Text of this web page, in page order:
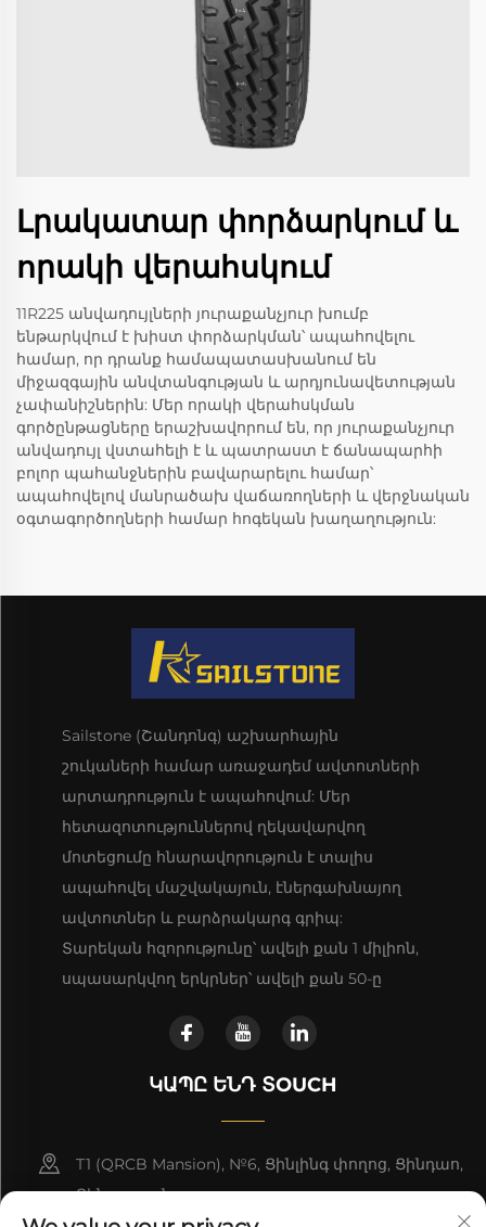
Լրակատար փորձարկում և
որակի վերահսկում
11R225 անվադույլների յուրաքանչյուր խումբ
ենթարկվում է խիստ փորձարկման՝ ապահովելու
համար, որ դրանք համապատասխանում են
միջազգային անվտանգության և արդյունավետության
չափանիշներին: Մեր որակի վերահսկման
գործընթացները երաշխավորում են, որ յուրաքանչյուր
անվադույլ վստահելի է և պատրաստ է ճանապարհի
բոլոր պահանջներին բավարարելու համար՝
ապահովելով մանրածախ վաճառողների և վերջնական
օգտագործողների համար հոգեկան խաղաղություն:
Sailstone (Շանդոնգ) աշխարհային
շուկաների համար առաջադեմ ավտոտների
արտադրություն է ապահովում: Մեր
հետազոտություններով ղեկավարվող
մոտեցումը հնարավորություն է տալիս
ապահովել մաշվակայուն, էներգախնայող
ավտոտներ և բարձրակարգ գրիպ:
Տարեկան հզորությունը՝ ավելի քան 1 միլիոն,
սպասարկվող երկրներ՝ ավելի քան 50-ը
ԿԱՊԸ ԵՆԴ ՏOUCH
T1 (QRCB Mansion), №6, Ցինլինգ փողոց, Ցինդաո,
Չինաստան